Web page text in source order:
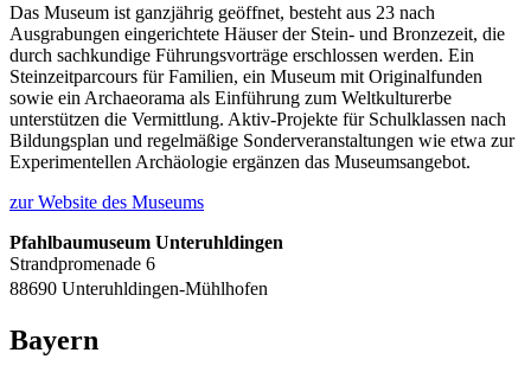
Das Museum ist ganzjährig geöffnet, besteht aus 23 nach
Ausgrabungen eingerichtete Häuser der Stein- und Bronzezeit, die
durch sachkundige Führungsvorträge erschlossen werden. Ein
Steinzeitparcours für Familien, ein Museum mit Originalfunden
sowie ein Archaeorama als Einführung zum Weltkulturerbe
unterstützen die Vermittlung. Aktiv-Projekte für Schulklassen nach
Bildungsplan und regelmäßige Sonderveranstaltungen wie etwa zur
Experimentellen Archäologie ergänzen das Museumsangebot.
zur Website des Museums
Pfahlbaumuseum Unteruhldingen
Strandpromenade 6
88690 Unteruhldingen-Mühlhofen
Bayern